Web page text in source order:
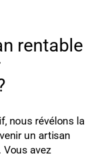
rentable
nous révélons la
un artisan
avez